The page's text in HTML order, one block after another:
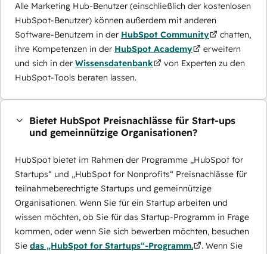
Alle Marketing Hub-Benutzer (einschließlich der kostenlosen
HubSpot-Benutzer) können außerdem mit anderen
Software-Benutzern in der HubSpot Community
chatten,
ihre Kompetenzen in der HubSpot Academy
erweitern
und sich in der Wissensdatenbank
von Experten zu den
HubSpot-Tools beraten lassen.
Bietet HubSpot Preisnachlässe für Start-ups
und gemeinnützige Organisationen?
HubSpot bietet im Rahmen der Programme „HubSpot for
Startups“ und „HubSpot for Nonprofits“ Preisnachlässe für
teilnahmeberechtigte Startups und gemeinnützige
Organisationen. Wenn Sie für ein Startup arbeiten und
wissen möchten, ob Sie für das Startup-Programm in Frage
kommen, oder wenn Sie sich bewerben möchten, besuchen
Sie das „HubSpot for Startups“-Programm.
. Wenn Sie